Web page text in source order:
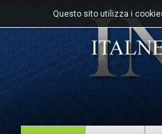
Questo sito utilizza i